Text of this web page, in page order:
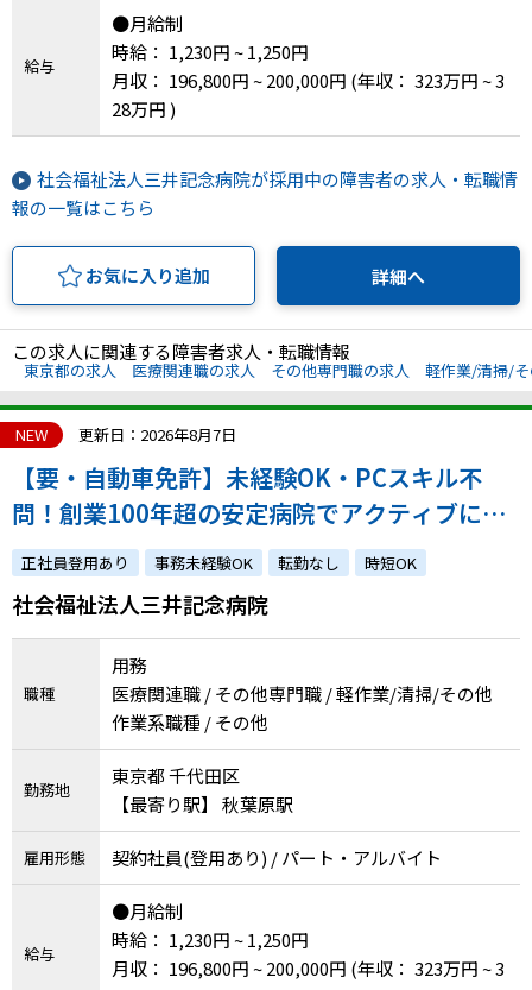
給与
●月給制
時給： 1,230円 ~ 1,250円
月収： 196,800円 ~ 200,000円 (年収： 323万円 ~ 3
28万円 )
社会福祉法人三井記念病院が採用中の障害者の求人・転職情
報の一覧はこちら
お気に入り追加 詳細へ
この求人に関連する障害者求人・転職情報
東京都の求人 医療関連職の求人 その他専門職の求人 軽作業/清掃/
NEW 更新日：2026年8月7日
【要・自動車免許】未経験OK・PCスキル不
問！創業100年超の安定病院でアクティブに活
躍する院内サポート業務
正社員登用あり 事務未経験OK 転勤なし 時短OK
社会福祉法人三井記念病院
職種
用務
医療関連職 / その他専門職 / 軽作業/清掃/その他
作業系職種 / その他
勤務地
東京都 千代田区
【最寄り駅】 秋葉原駅
雇用形態 契約社員(登用あり) / パート・アルバイト
給与
●月給制
時給： 1,230円 ~ 1,250円
月収： 196,800円 ~ 200,000円 (年収： 323万円 ~ 3